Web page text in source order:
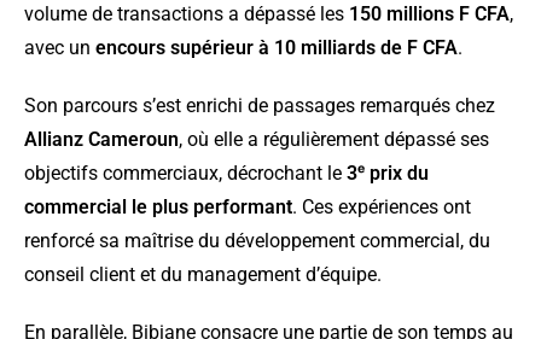
volume de transactions a dépassé les 150 millions F CFA,
avec un encours supérieur à 10 milliards de F CFA.
Son parcours s’est enrichi de passages remarqués chez
Allianz Cameroun, où elle a régulièrement dépassé ses
objectifs commerciaux, décrochant le 3ᵉ prix du
commercial le plus performant. Ces expériences ont
renforcé sa maîtrise du développement commercial, du
conseil client et du management d’équipe.
En parallèle, Bibiane consacre une partie de son temps au